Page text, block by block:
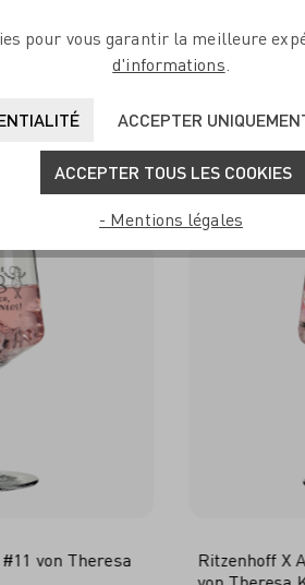
COMPLÉTEZ VOTRE TABLE
ACHETÉS
von Theresa
Ritzenhoff X
pour vous garantir la meilleure
d'informations
ACCEPTER
ACCEPTER TOUS LES COOKIES
- Mentions légales